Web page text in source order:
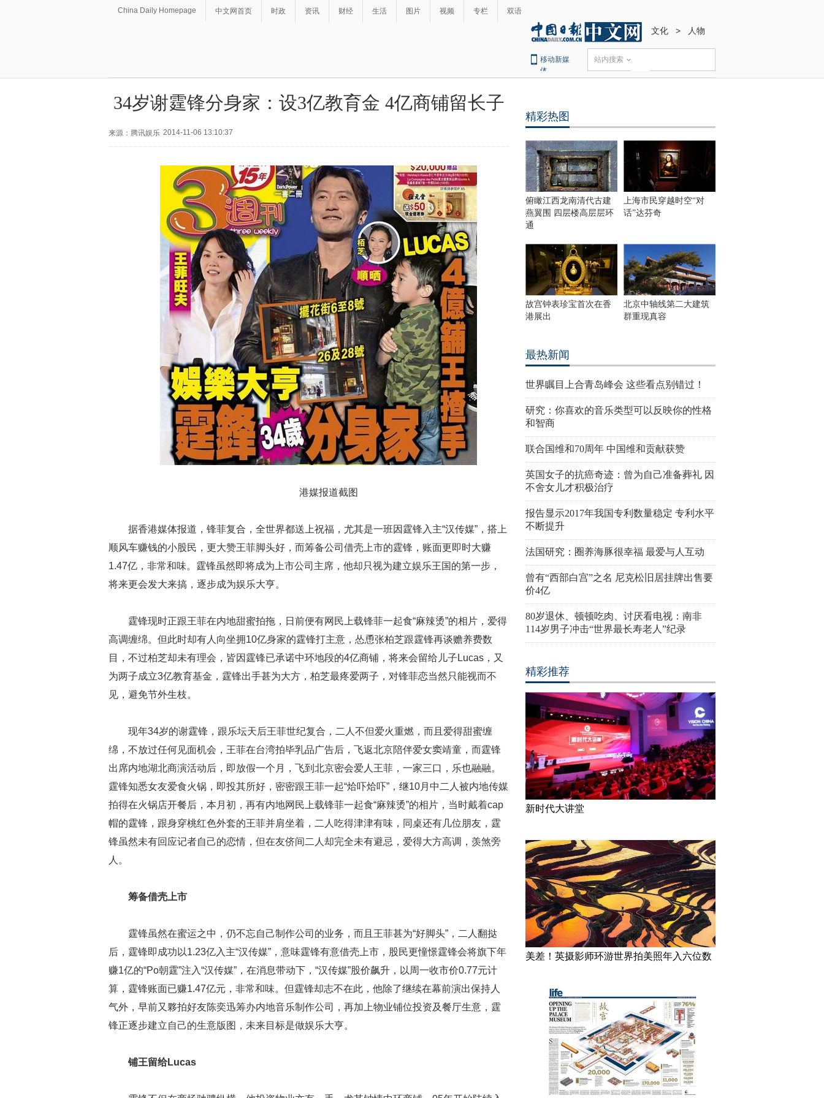
China Daily Homepage 中文网首页 时政 资讯 财经 生活 图片 视频 专栏 双语
文化 > 人物
移动新媒
体
站内搜索
34岁谢霆锋分身家：设3亿教育金 4亿商铺留长子
来源：腾讯娱乐 2014-11-06 13:10:37
港媒报道截图
据香港媒体报道，锋菲复合，全世界都送上祝福，尤其是一班因霆锋入主“汉传媒”，搭上
顺风车赚钱的小股民，更大赞王菲脚头好，而筹备公司借壳上市的霆锋，账面更即时大赚
1.47亿，非常和味。霆锋虽然即将成为上市公司主席，他却只视为建立娱乐王国的第一步，
将来更会发大来搞，逐步成为娱乐大亨。
霆锋现时正跟王菲在内地甜蜜拍拖，日前便有网民上载锋菲一起食“麻辣烫”的相片，爱得
高调缠绵。但此时却有人向坐拥10亿身家的霆锋打主意，怂恿张柏芝跟霆锋再谈赡养费数
目，不过柏芝却未有理会，皆因霆锋已承诺中环地段的4亿商铺，将来会留给儿子Lucas，又
为两子成立3亿教育基金，霆锋出手甚为大方，柏芝最疼爱两子，对锋菲恋当然只能视而不
见，避免节外生枝。
现年34岁的谢霆锋，跟乐坛天后王菲世纪复合，二人不但爱火重燃，而且爱得甜蜜缠
绵，不放过任何见面机会，王菲在台湾拍毕乳品广告后，飞返北京陪伴爱女窦靖童，而霆锋
出席内地湖北商演活动后，即放假一个月，飞到北京密会爱人王菲，一家三口，乐也融融。
霆锋知悉女友爱食火锅，即投其所好，密密跟王菲一起“烚吓烚吓”，继10月中二人被内地传媒
拍得在火锅店开餐后，本月初，再有内地网民上载锋菲一起食“麻辣烫”的相片，当时戴着cap
帽的霆锋，跟身穿桃红色外套的王菲并肩坐着，二人吃得津津有味，同桌还有几位朋友，霆
锋虽然未有回应记者自己的恋情，但在友侪间二人却完全未有避忌，爱得大方高调，羡煞旁
人。
筹备借壳上市
霆锋虽然在蜜运之中，仍不忘自己制作公司的业务，而且王菲甚为“好脚头”，二人翻挞
后，霆锋即成功以1.23亿入主“汉传媒”，意味霆锋有意借壳上市，股民更憧憬霆锋会将旗下年
赚1亿的“Po朝霆”注入“汉传媒”，在消息带动下，“汉传媒”股价飙升，以周一收市价0.77元计
算，霆锋账面已赚1.47亿元，非常和味。但霆锋却志不在此，他除了继续在幕前演出保持人
气外，早前又夥拍好友陈奕迅筹办内地音乐制作公司，再加上物业铺位投资及餐厅生意，霆
锋正逐步建立自己的生意版图，未来目标是做娱乐大亨。
铺王留给Lucas
精彩热图
俯瞰江西龙南清代古建
燕翼围 四层楼高层层环
通
上海市民穿越时空“对
话”达芬奇
故宫钟表珍宝首次在香
港展出
北京中轴线第二大建筑
群重现真容
最热新闻
世界瞩目上合青岛峰会 这些看点别错过！
研究：你喜欢的音乐类型可以反映你的性格
和智商
联合国维和70周年 中国维和贡献获赞
英国女子的抗癌奇迹：曾为自己准备葬礼 因
不舍女儿才积极治疗
报告显示2017年我国专利数量稳定 专利水平
不断提升
法国研究：圈养海豚很幸福 最爱与人互动
曾有“西部白宫”之名 尼克松旧居挂牌出售要
价4亿
80岁退休、顿顿吃肉、讨厌看电视：南非
114岁男子冲击“世界最长寿老人”纪录
精彩推荐
新时代大讲堂
美差！英摄影师环游世界拍美照年入六位数